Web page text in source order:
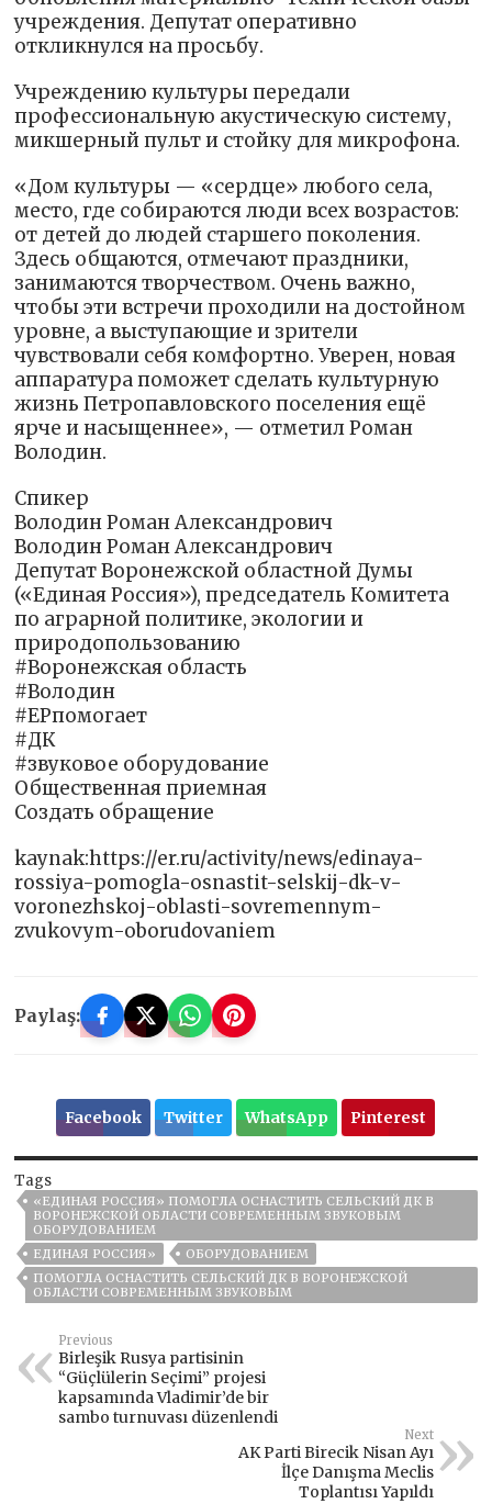
учреждения. Депутат оперативно
откликнулся на просьбу.
Учреждению культуры передали
профессиональную акустическую систему,
микшерный пульт и стойку для микрофона.
«Дом культуры — «сердце» любого села,
место, где собираются люди всех возрастов:
от детей до людей старшего поколения.
Здесь общаются, отмечают праздники,
занимаются творчеством. Очень важно,
чтобы эти встречи проходили на достойном
уровне, а выступающие и зрители
чувствовали себя комфортно. Уверен, новая
аппаратура поможет сделать культурную
жизнь Петропавловского поселения ещё
ярче и насыщеннее», — отметил Роман
Володин.
Спикер
Володин Роман Александрович
Володин Роман Александрович
Депутат Воронежской областной Думы
(«Единая Россия»), председатель Комитета
по аграрной политике, экологии и
природопользованию
#Воронежская область
#Володин
#ЕРпомогает
#ДК
#звуковое оборудование
Общественная приемная
Создать обращение
kaynak:https://er.ru/activity/news/edinaya-
rossiya-pomogla-osnastit-selskij-dk-v-
voronezhskoj-oblasti-sovremennym-
zvukovym-oborudovaniem
Paylaş:
Facebook Twitter WhatsApp Pinterest
Tags
«ЕДИНАЯ РОССИЯ» ПОМОГЛА ОСНАСТИТЬ СЕЛЬСКИЙ ДК В
ВОРОНЕЖСКОЙ ОБЛАСТИ СОВРЕМЕННЫМ ЗВУКОВЫМ
ОБОРУДОВАНИЕМ
ЕДИНАЯ РОССИЯ»
ОБОРУДОВАНИЕМ
ПОМОГЛА ОСНАСТИТЬ СЕЛЬСКИЙ ДК В ВОРОНЕЖСКОЙ
ОБЛАСТИ СОВРЕМЕННЫМ ЗВУКОВЫМ
Previous
Birleşik Rusya partisinin
“Güçlülerin Seçimi” projesi
kapsamında Vladimir’de bir
sambo turnuvası düzenlendi
Next
AK Parti Birecik Nisan Ayı
İlçe Danışma Meclis
Toplantısı Yapıldı